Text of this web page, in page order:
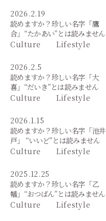
2026.2.19
読めますか？珍しい名字「鷹
合」“たかあい”とは読みません
Culture
Lifestyle
2026.2.5
読めますか？珍しい名字「大
喜」“だいき”とは読みません
Culture
Lifestyle
2026.1.15
読めますか？珍しい名字「池井
戸」 “いいど”とは読みません
Culture
Lifestyle
2025.12.25
読めますか？珍しい名字「乙
幡」“おつばん”とは読みません
Culture
Lifestyle